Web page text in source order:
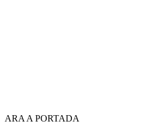
ARA A PORTADA